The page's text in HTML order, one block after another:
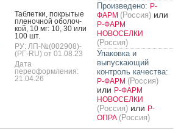
Таб­летки, пок­ры­тые
пле­ноч­ной обо­лоч­
кой, 10 мг: 10, 30 или
100 шт.
РУ: ЛП-№(002908)-
(РГ-RU) от 01.08.23
Дата
переоформления:
21.04.26
Произведено: Р-
ФАРМ (Россия) или
Р-ФАРМ
НОВОСЕЛКИ
(Россия)
Упаковка и
выпускающий
контроль качества:
Р-ФАРМ (Россия)
или Р-ФАРМ
НОВОСЕЛКИ
(Россия) или Р-
ОПРА (Россия)